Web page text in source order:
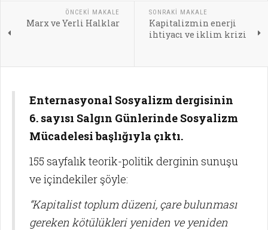
ÖNCEKI MAKALE
Marx ve Yerli Halklar
SONRAKI MAKALE
Kapitalizmin enerji
ihtiyacı ve iklim krizi
Enternasyonal Sosyalizm dergisinin
6. sayısı Salgın Günlerinde Sosyalizm
Mücadelesi başlığıyla çıktı.
155 sayfalık teorik-politik derginin sunuşu
ve içindekiler şöyle:
“Kapitalist toplum düzeni, çare bulunması
gereken kötülükleri yeniden ve yeniden